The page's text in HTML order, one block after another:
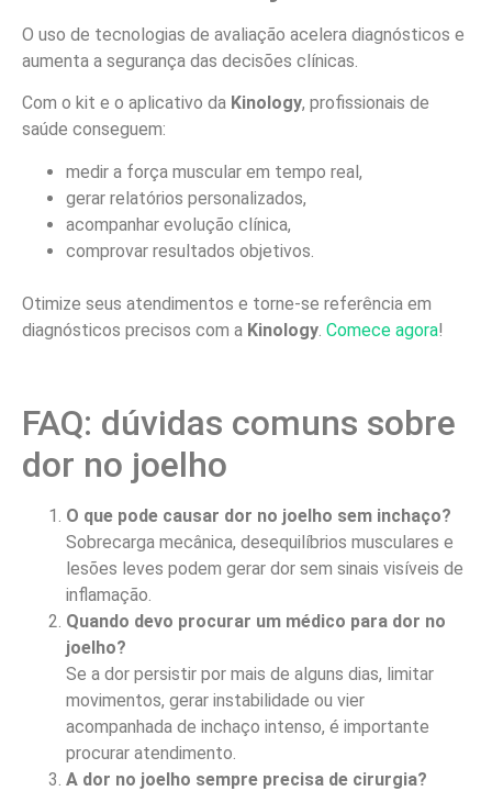
O uso de tecnologias de avaliação acelera diagnósticos e
aumenta a segurança das decisões clínicas.
Com o kit e o aplicativo da Kinology, profissionais de
saúde conseguem:
medir a força muscular em tempo real,
gerar relatórios personalizados,
acompanhar evolução clínica,
comprovar resultados objetivos.
Otimize seus atendimentos e torne-se referência em
diagnósticos precisos com a Kinology. Comece agora!
FAQ: dúvidas comuns sobre
dor no joelho
O que pode causar dor no joelho sem inchaço?
Sobrecarga mecânica, desequilíbrios musculares e
lesões leves podem gerar dor sem sinais visíveis de
inflamação.
Quando devo procurar um médico para dor no
joelho?
Se a dor persistir por mais de alguns dias, limitar
movimentos, gerar instabilidade ou vier
acompanhada de inchaço intenso, é importante
procurar atendimento.
A dor no joelho sempre precisa de cirurgia?